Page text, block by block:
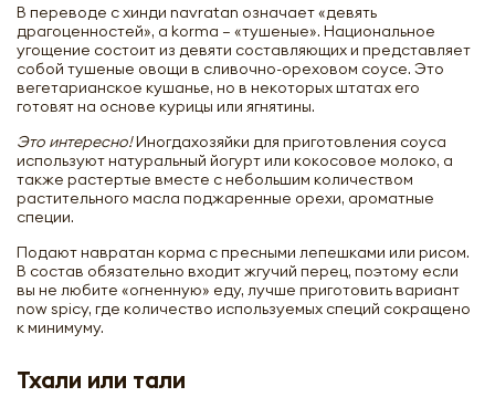
В переводе с хинди navratan означает «девять
драгоценностей», а korma – «тушеные». Национальное
угощение состоит из девяти составляющих и представляет
собой тушеные овощи в сливочно-ореховом соусе. Это
вегетарианское кушанье, но в некоторых штатах его
готовят на основе курицы или ягнятины.
Это интересно!Иногдахозяйки для приготовления соуса
используют натуральный йогурт или кокосовое молоко, а
также растертые вместе с небольшим количеством
растительного масла поджаренные орехи, ароматные
специи.
Подают навратан корма с пресными лепешками или рисом.
В состав обязательно входит жгучий перец, поэтому если
вы не любите «огненную» еду, лучше приготовить вариант
now spicy, где количество используемых специй сокращено
к минимуму.
Тхали или тали